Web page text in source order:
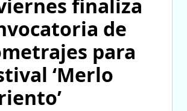
finaliza
de
para
‘Merlo